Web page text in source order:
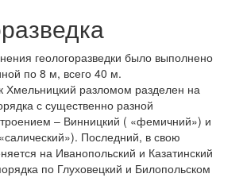
геологоразведки было выполнено
по 8 м, всего 40 м.
Хмельницкий разломом разделен на
с существенно разной
– Винницкий ( «фемичний») и
Последний, в свою
на Иванопольский и Казатинский
по Глуховецкий и Билопольском